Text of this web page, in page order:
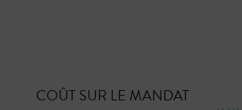
COÛT SUR LE MANDAT